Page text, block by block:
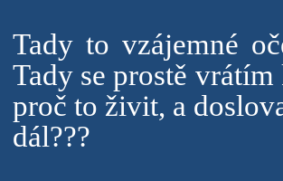
Tady to vzájemné
Tady se prostě
proč to živit, a
dál???